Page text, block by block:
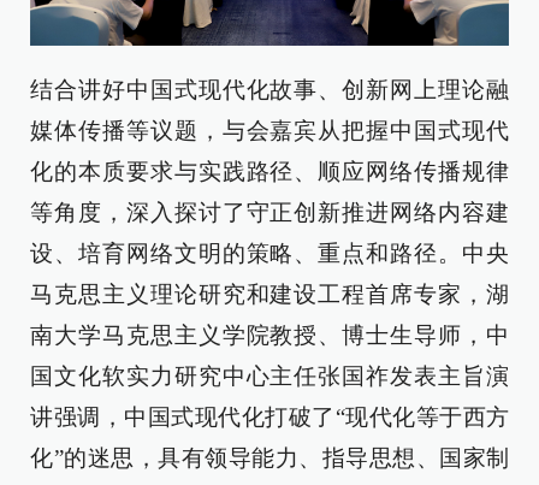
结合讲好中国式现代化故事、创新网上理论融
媒体传播等议题，与会嘉宾从把握中国式现代
化的本质要求与实践路径、顺应网络传播规律
等角度，深入探讨了守正创新推进网络内容建
设、培育网络文明的策略、重点和路径。中央
马克思主义理论研究和建设工程首席专家，湖
南大学马克思主义学院教授、博士生导师，中
国文化软实力研究中心主任张国祚发表主旨演
讲强调，中国式现代化打破了“现代化等于西方
化”的迷思，具有领导能力、指导思想、国家制